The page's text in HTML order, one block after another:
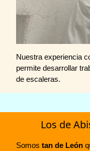
Nuestra experiencia
permite desarrollar
de escaleras.
Los de
Somos tan de León